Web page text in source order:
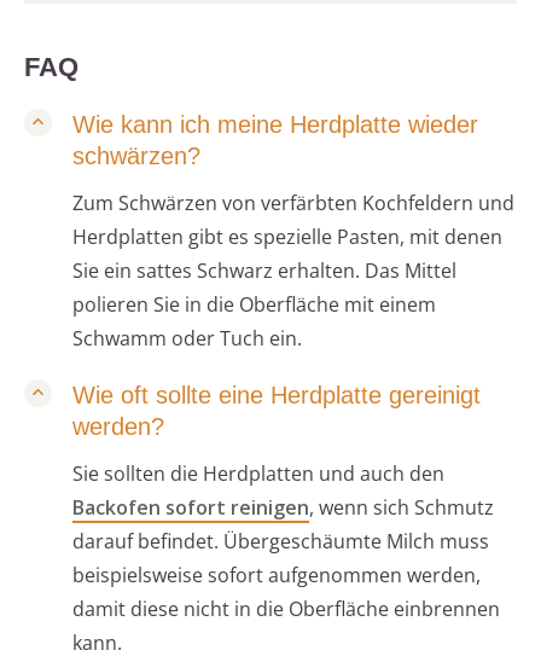
FAQ
Wie kann ich meine Herdplatte wieder
schwärzen?
Zum Schwärzen von verfärbten Kochfeldern und
Herdplatten gibt es spezielle Pasten, mit denen
Sie ein sattes Schwarz erhalten. Das Mittel
polieren Sie in die Oberfläche mit einem
Schwamm oder Tuch ein.
Wie oft sollte eine Herdplatte gereinigt
werden?
Sie sollten die Herdplatten und auch den
Backofen sofort reinigen, wenn sich Schmutz
darauf befindet. Übergeschäumte Milch muss
beispielsweise sofort aufgenommen werden,
damit diese nicht in die Oberfläche einbrennen
kann.